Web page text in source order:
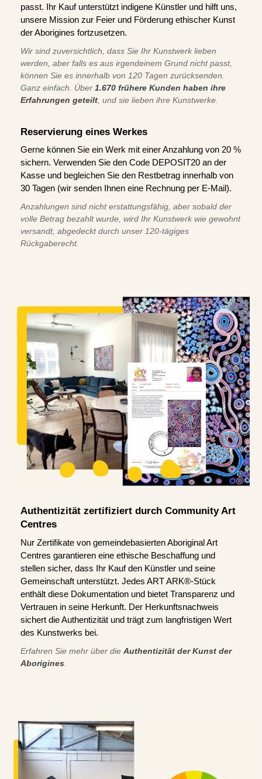
passt. Ihr Kauf unterstützt indigene Künstler und hilft uns,
unsere Mission zur Feier und Förderung ethischer Kunst
der Aborigines fortzusetzen.
Wir sind zuversichtlich, dass Sie Ihr Kunstwerk lieben
werden, aber falls es aus irgendeinem Grund nicht passt,
können Sie es innerhalb von 120 Tagen zurücksenden.
Ganz einfach. Über 1.670 frühere Kunden haben ihre
Erfahrungen geteilt , und sie lieben ihre Kunstwerke.
Reservierung eines Werkes
Gerne können Sie ein Werk mit einer Anzahlung von 20 %
sichern. Verwenden Sie den Code DEPOSIT20 an der
Kasse und begleichen Sie den Restbetrag innerhalb von
30 Tagen (wir senden Ihnen eine Rechnung per E-Mail).
Anzahlungen sind nicht erstattungsfähig, aber sobald der
volle Betrag bezahlt wurde, wird Ihr Kunstwerk wie gewohnt
versandt, abgedeckt durch unser 120-tägiges
Rückgaberecht.
Authentizität zertifiziert durch Community Art
Centres
Nur Zertifikate von gemeindebasierten Aboriginal Art
Centres garantieren eine ethische Beschaffung und
stellen sicher, dass Ihr Kauf den Künstler und seine
Gemeinschaft unterstützt. Jedes ART ARK®-Stück
enthält diese Dokumentation und bietet Transparenz und
Vertrauen in seine Herkunft. Der Herkunftsnachweis
sichert die Authentizität und trägt zum langfristigen Wert
des Kunstwerks bei.
Erfahren Sie mehr über die Authentizität der Kunst der
Aborigines